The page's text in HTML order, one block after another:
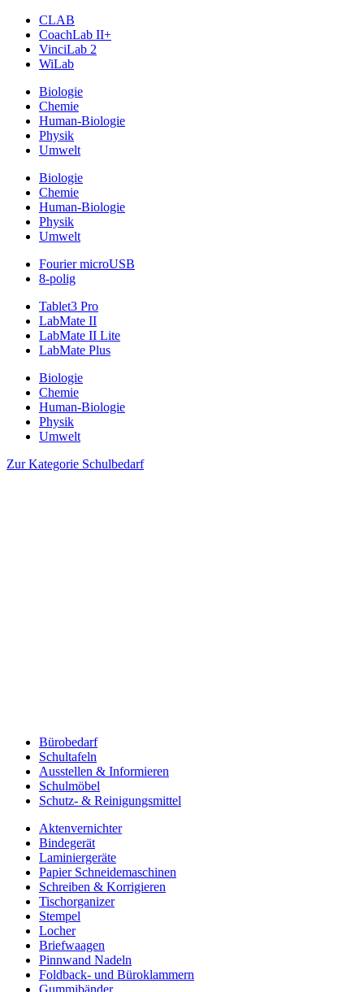
CLAB
CoachLab II+
VinciLab 2
WiLab
Biologie
Chemie
Human-Biologie
Physik
Umwelt
Biologie
Chemie
Human-Biologie
Physik
Umwelt
Fourier microUSB
8-polig
Tablet3 Pro
LabMate II
LabMate II Lite
LabMate Plus
Biologie
Chemie
Human-Biologie
Physik
Umwelt
Zur Kategorie Schulbedarf
Bürobedarf
Schultafeln
Ausstellen & Informieren
Schulmöbel
Schutz- & Reinigungsmittel
Aktenvernichter
Bindegerät
Laminiergeräte
Papier Schneidemaschinen
Schreiben & Korrigieren
Tischorganizer
Stempel
Locher
Briefwaagen
Pinnwand Nadeln
Foldback- und Büroklammern
Gummibänder